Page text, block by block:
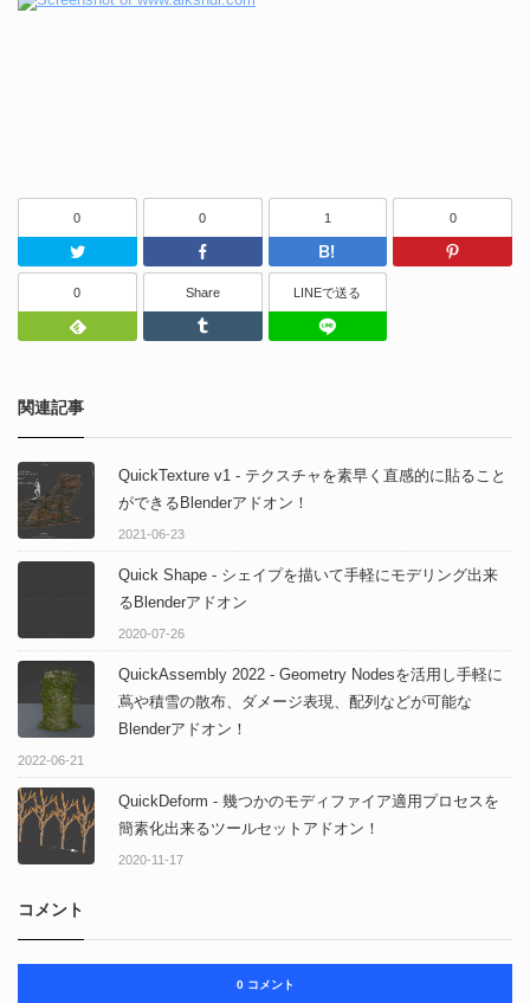
0
Twitter
0
Facebook
1
はてなブッ
0
0
Feedly
Share
Tumblr
LINEで送る
関連記事
QuickTexture v1 - テクスチャを素早く直感的に貼ること
ができるBlenderアドオン！
2021-06-23
Quick Shape - シェイプを描いて手軽にモデリング出来
るBlenderアドオン
2020-07-26
QuickAssembly 2022 - Geometry Nodesを活用し手軽に
蔦や積雪の散布、ダメージ表現、配列などが可能な
Blenderアドオン！
2022-06-21
QuickDeform - 幾つかのモディファイア適用プロセスを
簡素化出来るツールセットアドオン！
2020-11-17
コメント
0 コメント